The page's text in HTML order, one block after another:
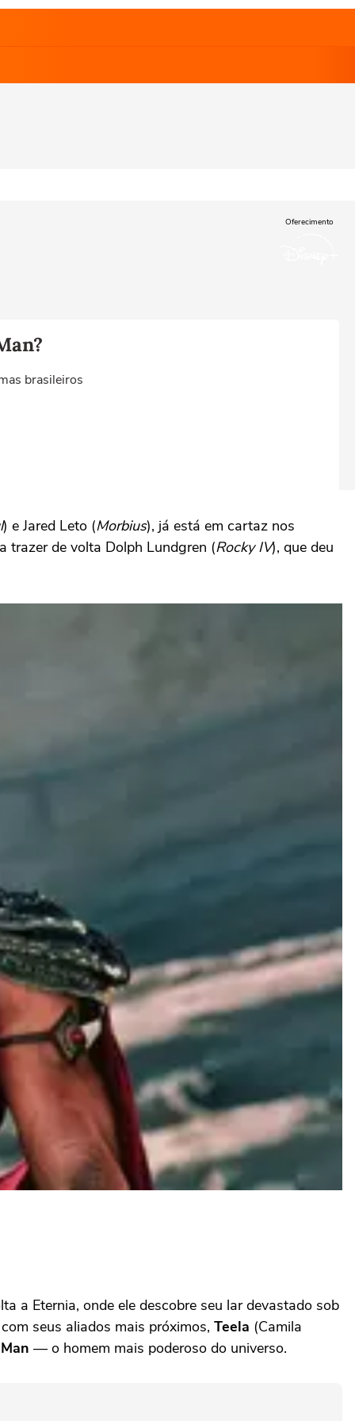
Oferecimento
brasileiros
) e Jared Leto (Morbius), já está em cartaz nos
trazer de volta Dolph Lundgren (Rocky IV), que deu
a Eternia, onde ele descobre seu lar devastado sob
seus aliados mais próximos, Teela (Camila
— o homem mais poderoso do universo.